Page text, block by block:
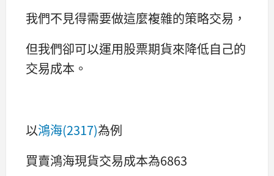
我們不見得需要做這麼複雜的策略交易，
但我們卻可以運用股票期貨來降低自己的
交易成本。
以鴻海(2317)為例
買賣鴻海現貨交易成本為6863